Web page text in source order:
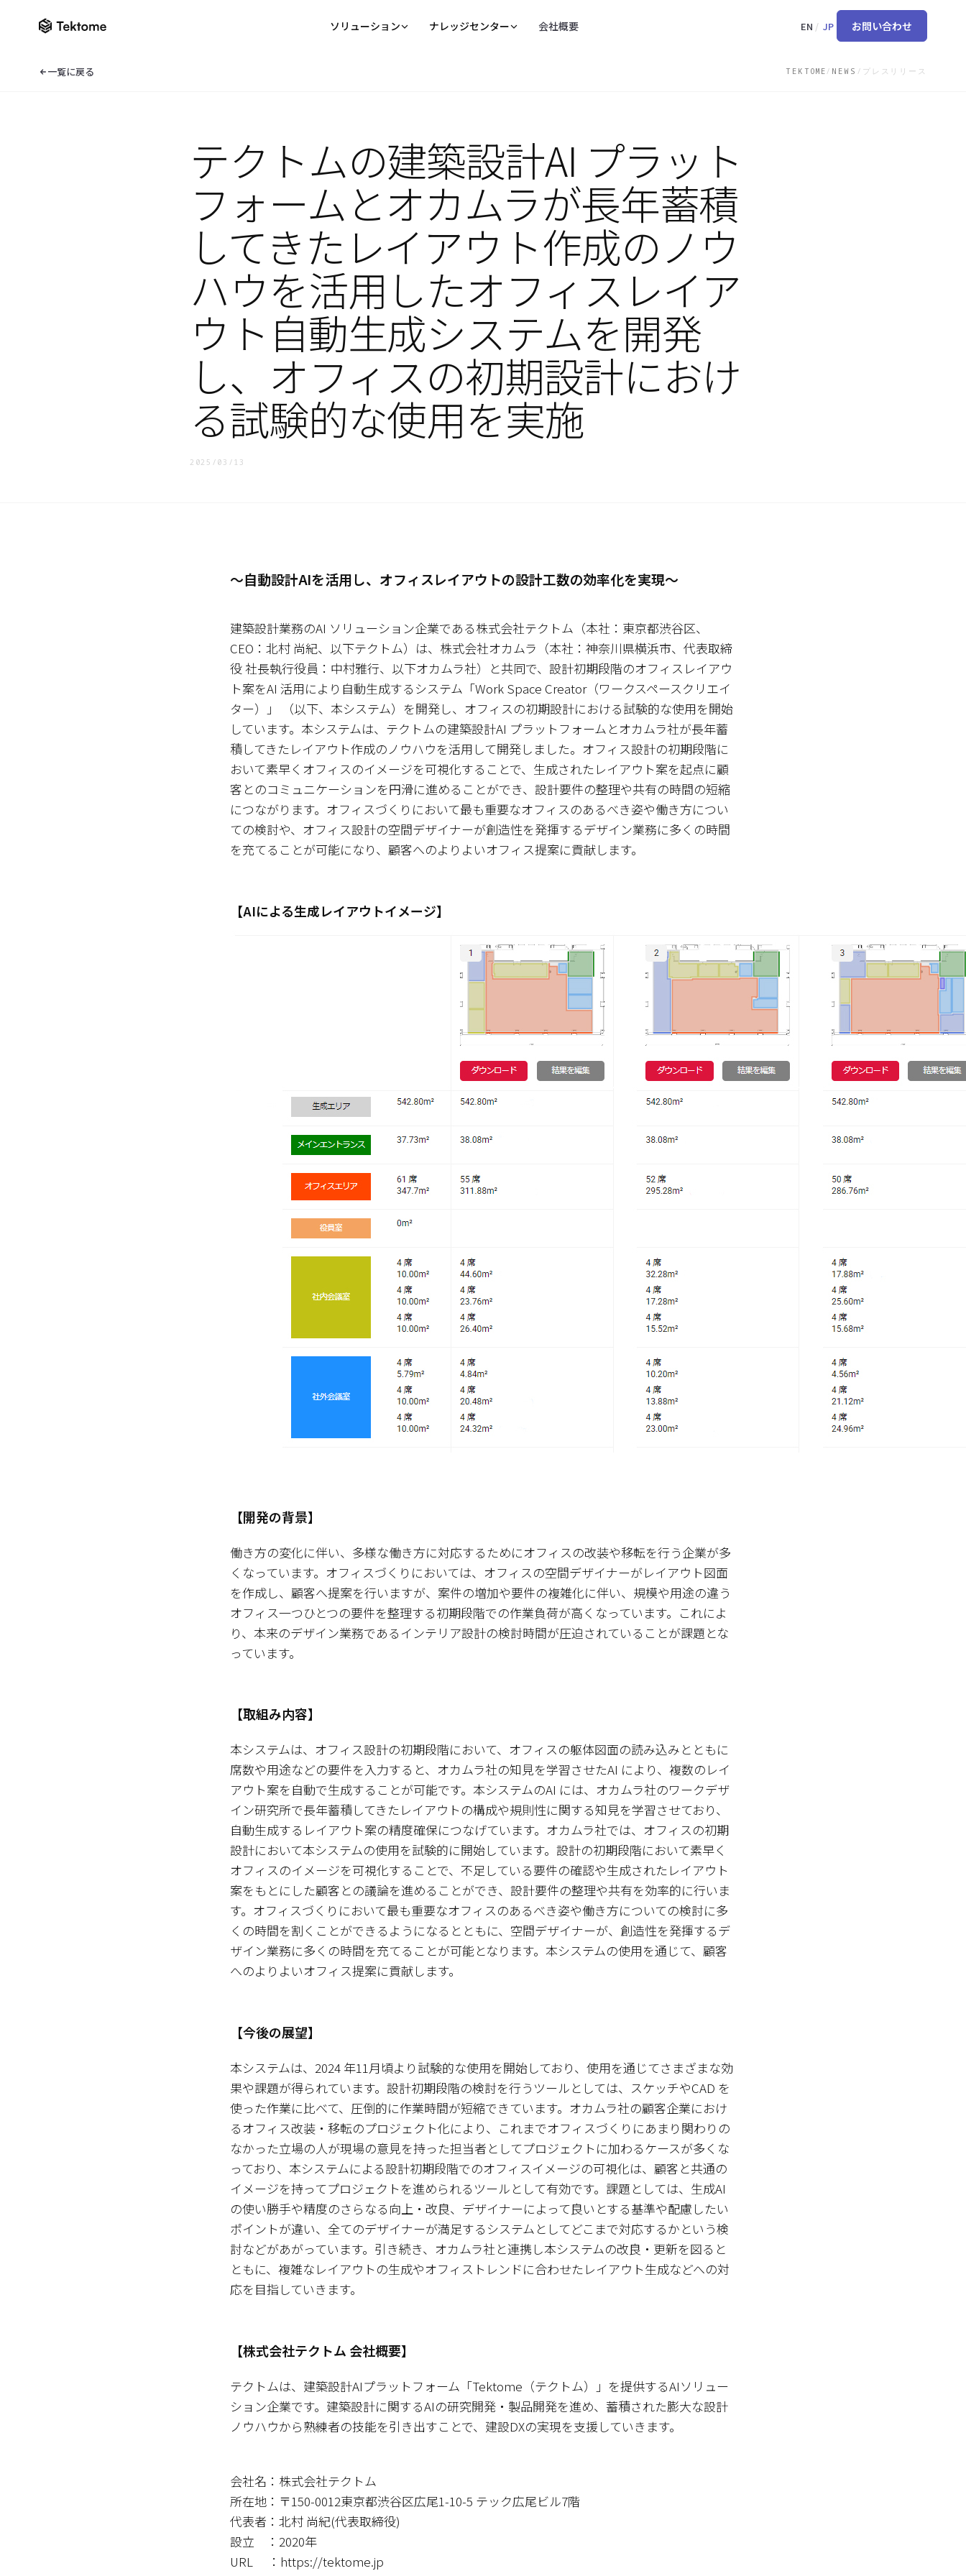
ソリューション ナレッジセンター 会社概要 EN / JP お問い合わせ
EXPLORE THE CATALOGUE
Solutions
ナレッジを蓄積・共有したい
詳しく見る
適用要件を調査・管理したい
詳しく見る
AI BIM Checker
BIMモデルをチェックしたい
詳しく見る
ナレッジセンター一覧へ
活用が実証フェーズへ移行する建設業界
他社のデータと混在することはありますか？
どのような認証を取得していますか？
データはどこに保存されますか？
顧客データはAIの学習に利用されますか？
建築関連法令に関する情報はどのように最新の状態で保
たれますか？
対応ファイル形式について教えてください。
一覧に戻る TEKTOME/ NEWS / プレスリリース
テクトムの建築設計AI プラット
フォームとオカムラが長年蓄積
してきたレイアウト作成のノウ
ハウを活用したオフィスレイア
ウト自動生成システムを開発
し、オフィスの初期設計におけ
る試験的な使用を実施
2025/03/13
〜自動設計AIを活用し、オフィスレイアウトの設計工数の効率化を実現～
建築設計業務のAI ソリューション企業である株式会社テクトム（本社：東京都渋谷区、
CEO：北村 尚紀、以下テクトム）は、株式会社オカムラ（本社：神奈川県横浜市、代表取締
役 社長執行役員：中村雅行、以下オカムラ社）と共同で、設計初期段階のオフィスレイアウ
ト案をAI 活用により自動生成するシステム「Work Space Creator（ワークスペースクリエイ
ター）」 （以下、本システム）を開発し、オフィスの初期設計における試験的な使用を開始
しています。本システムは、テクトムの建築設計AI プラットフォームとオカムラ社が長年蓄
積してきたレイアウト作成のノウハウを活用して開発しました。オフィス設計の初期段階に
おいて素早くオフィスのイメージを可視化することで、生成されたレイアウト案を起点に顧
客とのコミュニケーションを円滑に進めることができ、設計要件の整理や共有の時間の短縮
につながります。オフィスづくりにおいて最も重要なオフィスのあるべき姿や働き方につい
ての検討や、オフィス設計の空間デザイナーが創造性を発揮するデザイン業務に多くの時間
を充てることが可能になり、顧客へのよりよいオフィス提案に貢献します。
【AIによる生成レイアウトイメージ】
【開発の背景】
働き方の変化に伴い、多様な働き方に対応するためにオフィスの改装や移転を行う企業が多
くなっています。オフィスづくりにおいては、オフィスの空間デザイナーがレイアウト図面
を作成し、顧客へ提案を行いますが、案件の増加や要件の複雑化に伴い、規模や用途の違う
オフィス一つひとつの要件を整理する初期段階での作業負荷が高くなっています。これによ
り、本来のデザイン業務であるインテリア設計の検討時間が圧迫されていることが課題とな
っています。
【取組み内容】
本システムは、オフィス設計の初期段階において、オフィスの躯体図面の読み込みとともに
席数や用途などの要件を入力すると、オカムラ社の知見を学習させたAI により、複数のレイ
アウト案を自動で生成することが可能です。本システムのAI には、オカムラ社のワークデザ
イン研究所で長年蓄積してきたレイアウトの構成や規則性に関する知見を学習させており、
自動生成するレイアウト案の精度確保につなげています。オカムラ社では、オフィスの初期
設計において本システムの使用を試験的に開始しています。設計の初期段階において素早く
オフィスのイメージを可視化することで、不足している要件の確認や生成されたレイアウト
案をもとにした顧客との議論を進めることができ、設計要件の整理や共有を効率的に行いま
す。オフィスづくりにおいて最も重要なオフィスのあるべき姿や働き方についての検討に多
くの時間を割くことができるようになるとともに、空間デザイナーが、創造性を発揮するデ
ザイン業務に多くの時間を充てることが可能となります。本システムの使用を通じて、顧客
へのよりよいオフィス提案に貢献します。
【今後の展望】
本システムは、2024 年11月頃より試験的な使用を開始しており、使用を通じてさまざまな効
果や課題が得られています。設計初期段階の検討を行うツールとしては、スケッチやCAD を
使った作業に比べて、圧倒的に作業時間が短縮できています。オカムラ社の顧客企業におけ
るオフィス改装・移転のプロジェクト化により、これまでオフィスづくりにあまり関わりの
なかった立場の人が現場の意見を持った担当者としてプロジェクトに加わるケースが多くな
っており、本システムによる設計初期段階でのオフィスイメージの可視化は、顧客と共通の
イメージを持ってプロジェクトを進められるツールとして有効です。課題としては、生成AI
の使い勝手や精度のさらなる向上・改良、デザイナーによって良いとする基準や配慮したい
ポイントが違い、全てのデザイナーが満足するシステムとしてどこまで対応するかという検
討などがあがっています。引き続き、オカムラ社と連携し本システムの改良・更新を図ると
ともに、複雑なレイアウトの生成やオフィストレンドに合わせたレイアウト生成などへの対
応を目指していきます。
【株式会社テクトム 会社概要】
テクトムは、建築設計AIプラットフォーム「Tektome（テクトム）」を提供するAIソリュー
ション企業です。建築設計に関するAIの研究開発・製品開発を進め、蓄積された膨大な設計
ノウハウから熟練者の技能を引き出すことで、建設DXの実現を支援していきます。
会社名：株式会社テクトム
所在地：〒150-0012東京都渋谷区広尾1-10-5 テック広尾ビル7階
代表者：北村 尚紀(代表取締役)
設立 ：2020年
URL ：https://tektome.jp